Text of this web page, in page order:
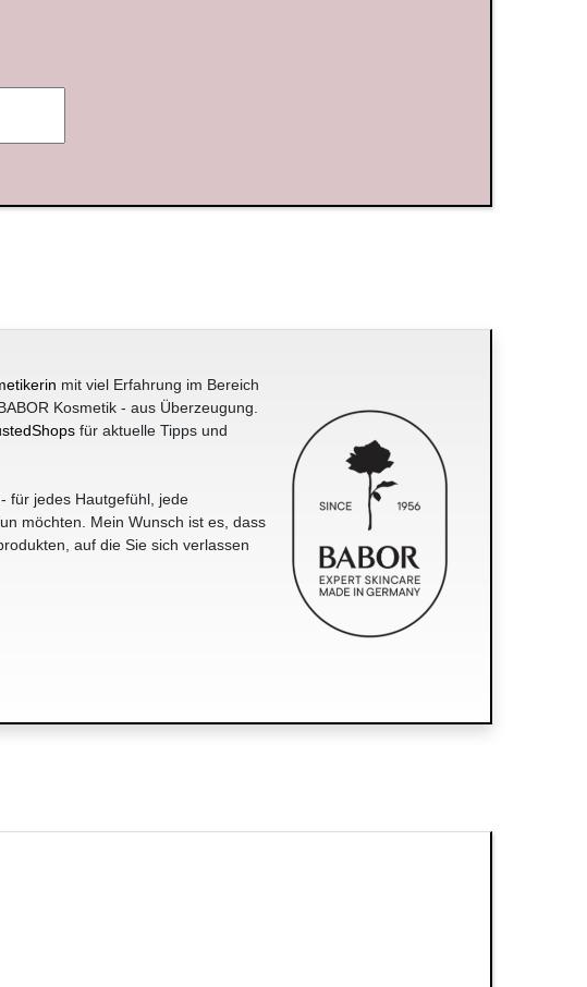
mit viel Erfahrung im Bereich
Kosmetik - aus Überzeugung.
für aktuelle Tipps und
für jedes Hautgefühl, jede
möchten. Mein Wunsch ist es, dass
auf die Sie sich verlassen